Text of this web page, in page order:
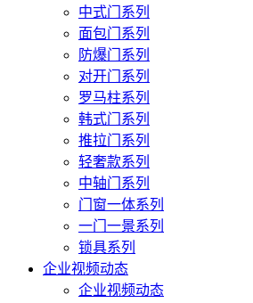
中式门系列
面包门系列
防爆门系列
对开门系列
罗马柱系列
韩式门系列
推拉门系列
轻奢款系列
中轴门系列
门窗一体系列
一门一景系列
锁具系列
企业视频动态
企业视频动态